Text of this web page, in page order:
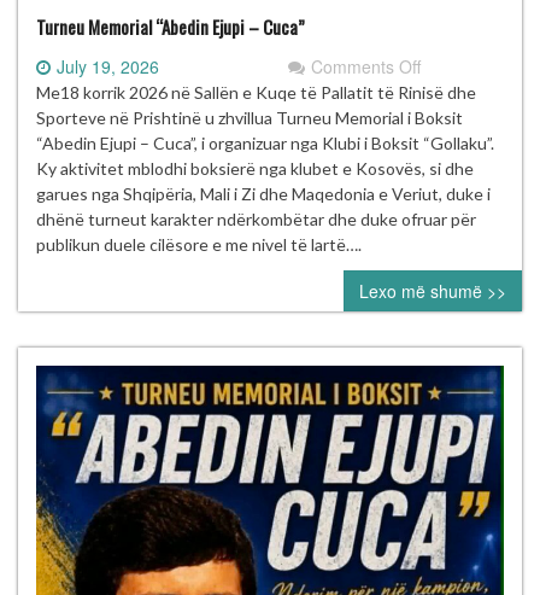
Turneu Memorial “Abedin Ejupi – Cuca”
July 19, 2026 Comments Offon
Turneu
Memorial
“Abedin
Ejupi
–
Cuca”
Me18 korrik 2026 në Sallën e Kuqe të Pallatit të Rinisë dhe
Sporteve në Prishtinë u zhvillua Turneu Memorial i Boksit
“Abedin Ejupi – Cuca”, i organizuar nga Klubi i Boksit “Gollaku”.
Ky aktivitet mblodhi boksierë nga klubet e Kosovës, si dhe
garues nga Shqipëria, Mali i Zi dhe Maqedonia e Veriut, duke i
dhënë turneut karakter ndërkombëtar dhe duke ofruar për
publikun duele cilësore e me nivel të lartë….
Lexo më shumë >>